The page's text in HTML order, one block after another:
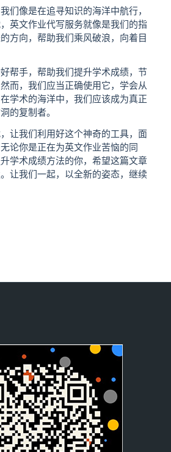
们像是在追寻知识的海洋中航行，
英文作业代写服务就像是我们的指
方向，帮助我们乘风破浪，向着目
帮手，帮助我们提升学术成绩，节
而，我们应当正确使用它，学会从
学术的海洋中，我们应该成为真正
的复制者。
让我们利用好这个神奇的工具，面
论你是正在为英文作业苦恼的同
学术成绩方法的你，希望这篇文章
让我们一起，以全新的姿态，继续